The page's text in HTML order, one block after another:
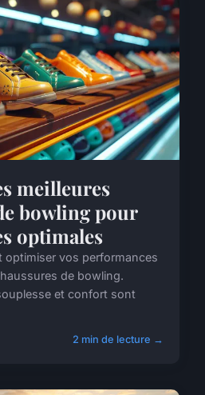
meilleures
bowling pour
optimales
optimiser vos performances
de bowling.
et confort sont
2 min de lecture →